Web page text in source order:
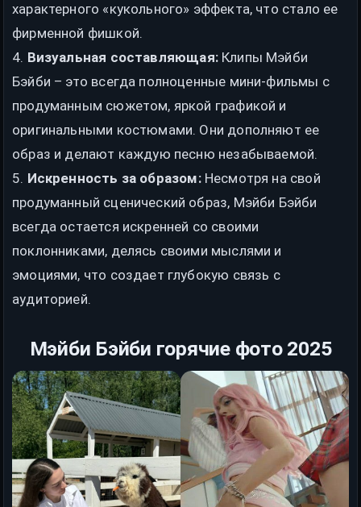
характерного «кукольного» эффекта, что стало ее
фирменной фишкой.
4. Визуальная составляющая:Клипы Мэйби
Бэйби – это всегда полноценные мини-фильмы с
продуманным сюжетом, яркой графикой и
оригинальными костюмами. Они дополняют ее
образ и делают каждую песню незабываемой.
5. Искренность за образом:Несмотря на свой
продуманный сценический образ, Мэйби Бэйби
всегда остается искренней со своими
поклонниками, делясь своими мыслями и
эмоциями, что создает глубокую связь с
аудиторией.
Мэйби Бэйби горячие фото 2025